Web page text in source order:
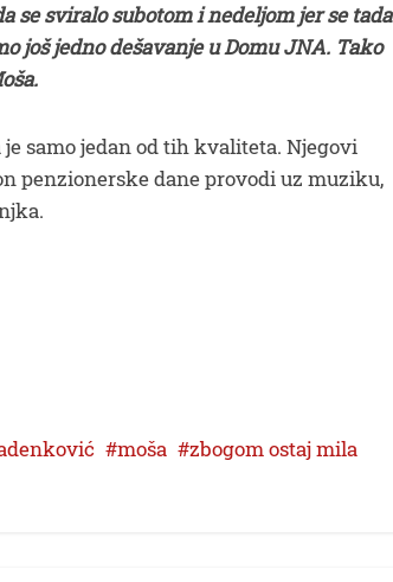
se sviralo subotom i nedeljom jer se tada
još jedno dešavanje u Domu JNA. Tako
samo jedan od tih kvaliteta. Njegovi
penzionerske dane provodi uz muziku,
moša
zbogom ostaj mila